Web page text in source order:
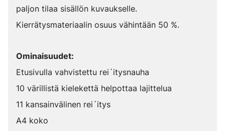
paljon tilaa sisällön kuvaukselle.
Kierrätysmateriaalin osuus vähintään 50 %.
Ominaisuudet:
Etusivulla vahvistettu rei´itysnauha
10 värillistä kielekettä helpottaa lajittelua
11 kansainvälinen rei´itys
A4 koko